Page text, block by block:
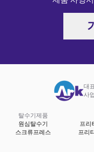
대
사
탈수기제품
원심탈수기
스크류프레스
프리
프리